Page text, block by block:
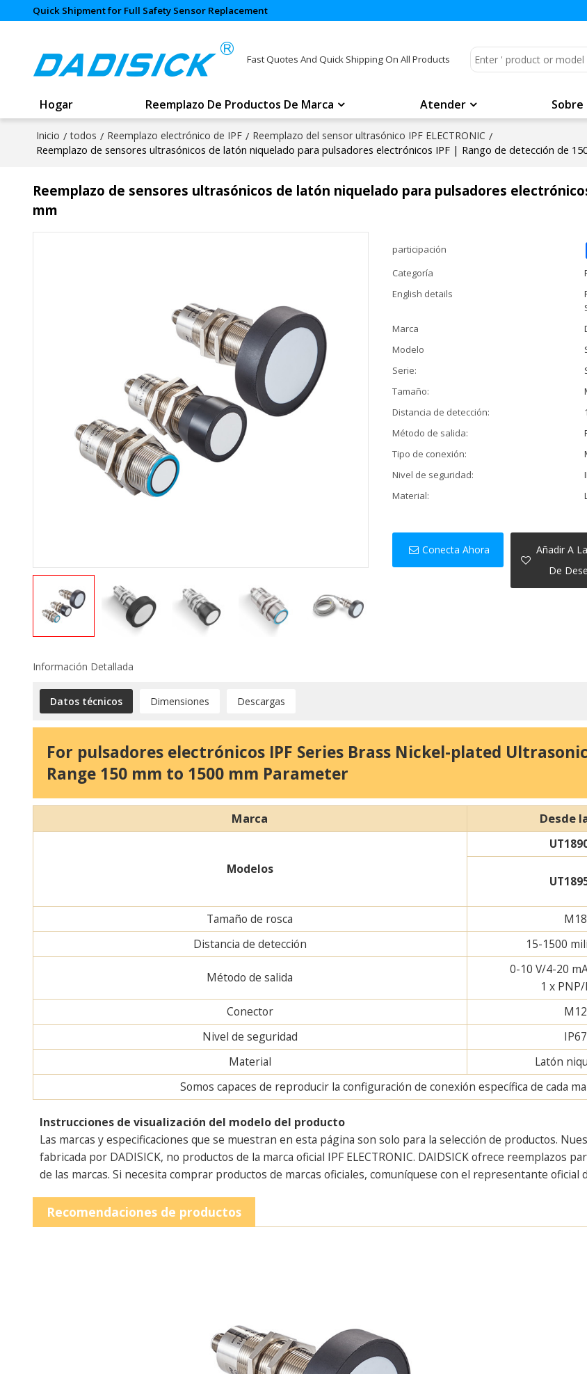
Quick Shipment for Full Safety Sensor Replacement
Fast Quotes And Quick Shipping On All Products
Hogar Reemplazo De Productos De Marca Atender
Inicio / todos / Reemplazo electrónico de IPF / Reemplazo del sensor ultrasónico IPF ELECTRONIC /
Reemplazo de sensores ultrasónicos de latón niquelado para pulsadores electrónicos IPF | Rango de detección de
Reemplazo de sensores ultrasónicos de latón niquelado para pulsadores
mm
participación
Categoría
English details
Marca
Modelo
Serie:
Tamaño:
Distancia de detección:
Método de salida:
Tipo de conexión:
Nivel de seguridad:
Material:
Conecta Ahora
Añadir A
De
Información Detallada
Datos técnicos Dimensiones Descargas
For pulsadores electrónicos IPF Series Brass Nickel-plated
Range 150 mm to 1500 mm Parameter
Marca Desde
Modelos
Tamaño de rosca
M18
Distancia de detección
15-1500
Método de salida
0-10 V/4-20
1 x
Conector
M12
Nivel de seguridad
IP67
Material
Latón
Somos capaces de reproducir la configuración de conexión específica de cada
Instrucciones de visualización del modelo del producto
Las marcas y especificaciones que se muestran en esta página son solo para la selección de productos.
fabricada por DADISICK, no productos de la marca oficial IPF ELECTRONIC. DAIDSICK ofrece reemplazos
de las marcas. Si necesita comprar productos de marcas oficiales, comuníquese con el representante oficial
Recomendaciones de productos